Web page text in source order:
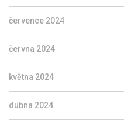
července 2024
června 2024
května 2024
dubna 2024